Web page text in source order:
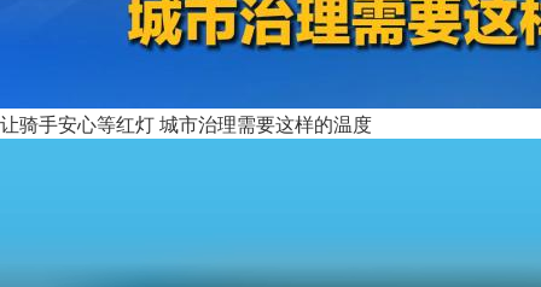
让骑手安心等红灯 城市治理需要这样的温度